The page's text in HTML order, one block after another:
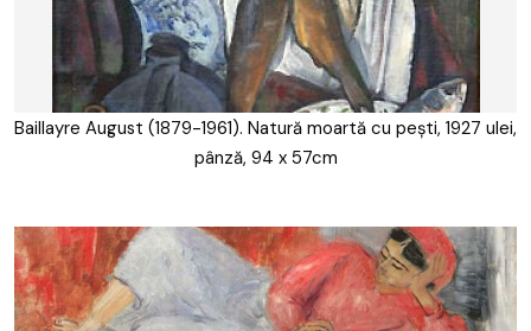
Baillayre August (1879-1961). Natură moartă cu pești, 1927 ulei,
pânză, 94 x 57cm